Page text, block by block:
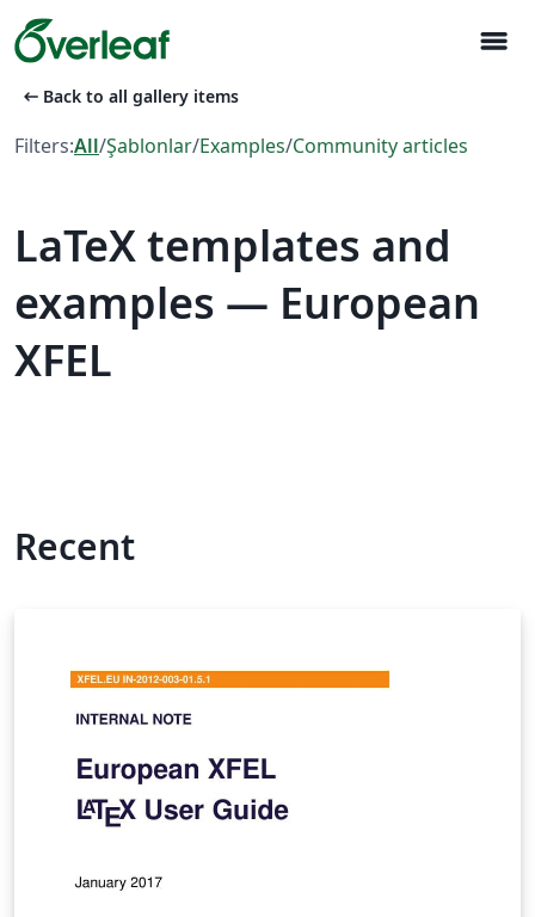
menu
arrow_left_alt Back to all gallery items
Filters:All/Şablonlar/Examples/Community articles
LaTeX templates and
examples — European
XFEL
Recent